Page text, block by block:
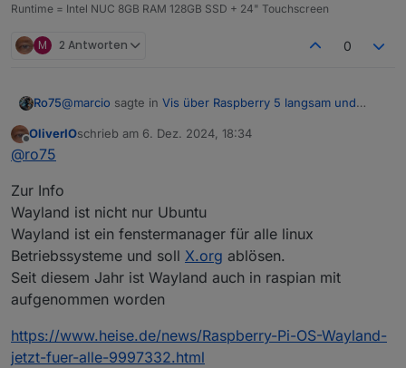
Runtime = Intel NUC 8GB RAM 128GB SSD + 24" Touchscreen
M 2 Antworten 0
Ro75@marcio sagte in Vis über Raspberry 5 langsam und
Wie sieht das bei dir aus (VIS >> Setup >>
Einstellungen)?
Ro75.
Offline
OliverIOschrieb am 6. Dez. 2024, 18:34
zuletzt editiert von
@ro75
Zur Info
Wayland ist nicht nur Ubuntu
Wayland ist ein fenstermanager für alle linux
Betriebssysteme und soll X.org ablösen.
Seit diesem Jahr ist Wayland auch in raspian mit
aufgenommen worden
https://www.heise.de/news/Raspberry-Pi-OS-Wayland-
jetzt-fuer-alle-9997332.html